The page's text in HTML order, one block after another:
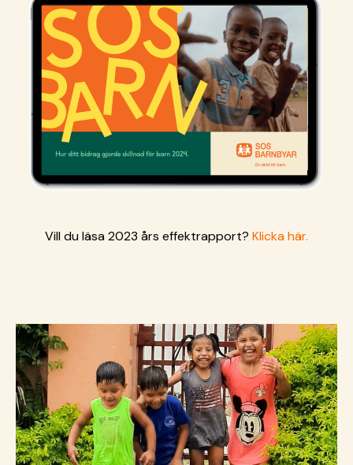
Vill du läsa 2023 års effektrapport? Klicka här.